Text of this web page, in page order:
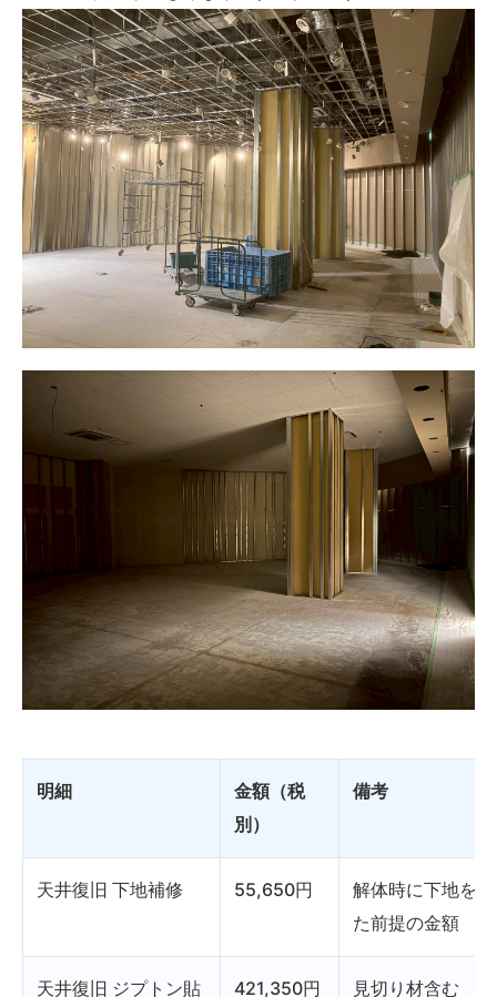
明細
金額（税
別）
備考
天井復旧 下地補修 55,650円
解体時に下地を
た前提の金額
天井復旧 ジプトン貼 421,350円 見切り材含む